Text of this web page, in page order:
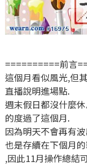
==========前言
這個月看似風光,但
直播說明進場點.
週末假日都沒什麼
的度過了這個月.
因為明天不會再有
也是存續在下個月
,因此11月操作總結